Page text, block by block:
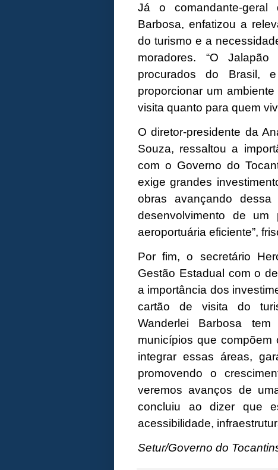
Já o comandante-geral
Barbosa, enfatizou a
do turismo e a
moradores. “O
procurados do Brasil,
proporcionar um
visita quanto para quem
O diretor-presidente da
Souza, ressaltou a
com o Governo do
exige grandes
obras avançando
desenvolvimento de um
aeroportuária eficiente”,
Por fim, o secretário
Gestão Estadual com o
a importância dos
cartão de visita do
Wanderlei Barbosa
municípios que compõem
integrar essas áreas,
promovendo o
veremos avanços de
concluiu ao dizer que
acessibilidade,
Setur/Governo do